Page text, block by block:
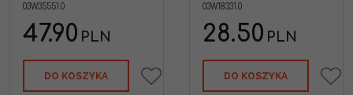
03W.35551.0
47.90 PLN
DO KOSZYKA
03W.18331.0
28.50 PLN
DO KOSZYKA